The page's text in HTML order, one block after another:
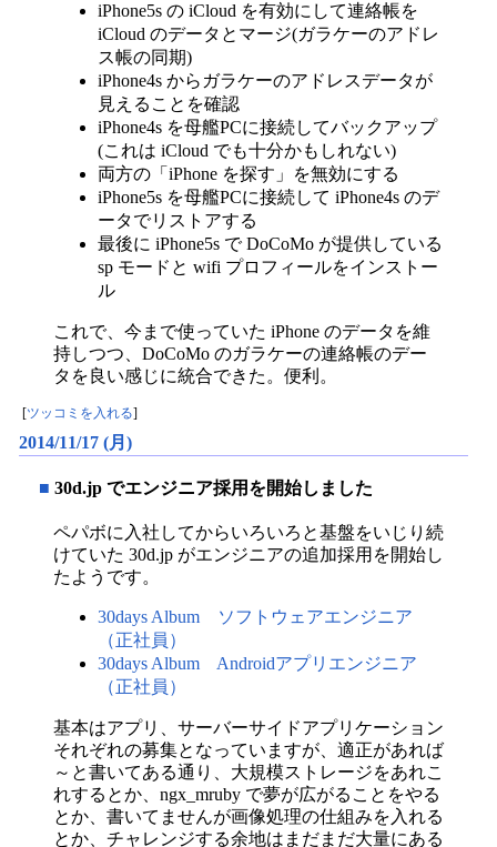
iPhone5s の iCloud を有効にして連絡帳を
iCloud のデータとマージ(ガラケーのアドレ
ス帳の同期)
iPhone4s からガラケーのアドレスデータが
見えることを確認
iPhone4s を母艦PCに接続してバックアップ
(これは iCloud でも十分かもしれない)
両方の「iPhone を探す」を無効にする
iPhone5s を母艦PCに接続して iPhone4s のデ
ータでリストアする
最後に iPhone5s で DoCoMo が提供している
sp モードと wifi プロフィールをインストー
ル
これで、今まで使っていた iPhone のデータを維
持しつつ、DoCoMo のガラケーの連絡帳のデー
タを良い感じに統合できた。便利。
ツッコミを入れる
2014/11/17 (月)
■ 30d.jp でエンジニア採用を開始しました
ペパボに入社してからいろいろと基盤をいじり続
けていた 30d.jp がエンジニアの追加採用を開始し
たようです。
30days Album ソフトウェアエンジニア
（正社員）
30days Album Androidアプリエンジニア
（正社員）
基本はアプリ、サーバーサイドアプリケーション
それぞれの募集となっていますが、適正があれば
～と書いてある通り、大規模ストレージをあれこ
れするとか、ngx_mruby で夢が広がることをやる
とか、書いてませんが画像処理の仕組みを入れる
とか、チャレンジする余地はまだまだ大量にある